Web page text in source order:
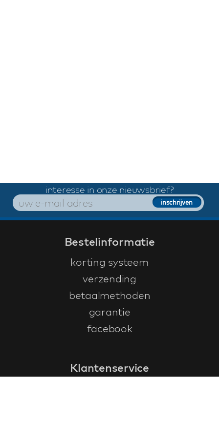
interesse in onze nieuwsbrief?
Bestelinformatie
korting systeem
verzending
betaalmethoden
garantie
facebook
Klantenservice